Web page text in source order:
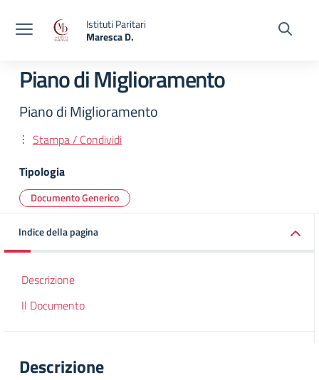
Istituti Paritari
Maresca D.
Piano di Miglioramento
Piano di Miglioramento
Stampa / Condividi
Tipologia
Documento Generico
Indice della pagina
Descrizione
Il Documento
Descrizione